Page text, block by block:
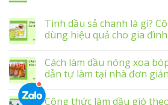
Tinh dầu sả chanh là gì?
dùng hiệu quả cho gia đình
Cách làm dầu nóng xoa
dẫn tự làm tại nhà đơn
Công thức làm dầu gió